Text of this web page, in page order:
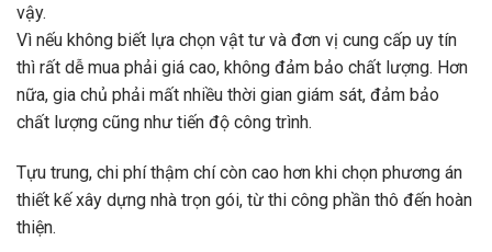
vậy.
Vì nếu không biết lựa chọn vật tư và đơn vị cung cấp uy tín
thì rất dễ mua phải giá cao, không đảm bảo chất lượng. Hơn
nữa, gia chủ phải mất nhiều thời gian giám sát, đảm bảo
chất lượng cũng như tiến độ công trình.
Tựu trung, chi phí thậm chí còn cao hơn khi chọn phương án
thiết kế xây dựng nhà trọn gói, từ thi công phần thô đến hoàn
thiện.